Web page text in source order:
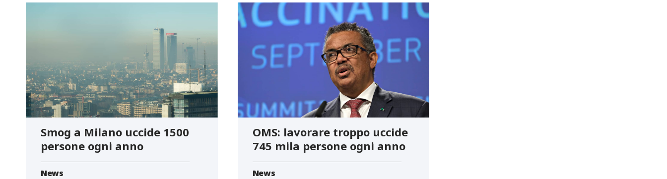
Smog a Milano uccide 1500
persone ogni anno
News
OMS: lavorare troppo uccide
745 mila persone ogni anno
News